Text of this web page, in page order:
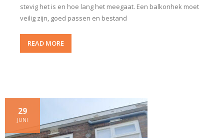
stevig het is en hoe lang het meegaat. Een balkonhek moet
veilig zijn, goed passen en bestand
READ MORE
29
JUNI